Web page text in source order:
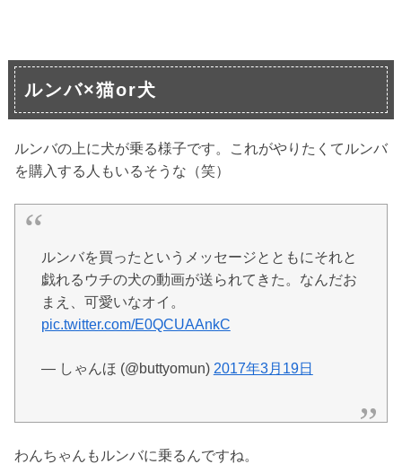
ルンバ×猫or犬
ルンバの上に犬が乗る様子です。これがやりたくてルンバ
を購入する人もいるそうな（笑）
ルンバを買ったというメッセージとともにそれと
戯れるウチの犬の動画が送られてきた。なんだお
まえ、可愛いなオイ。
pic.twitter.com/E0QCUAAnkC
— しゃんほ (@buttyomun) 2017年3月19日
わんちゃんもルンバに乗るんですね。